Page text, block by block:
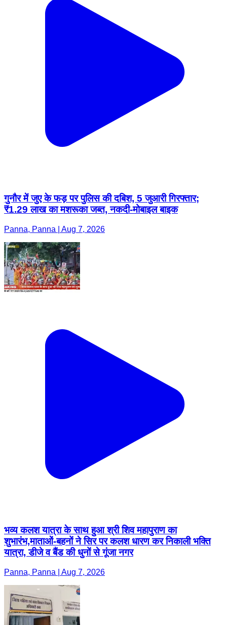
गुनौर में जुए के फड़ पर पुलिस की दबिश, 5 जुआरी गिरफ्तार;
₹1.29 लाख का मशरूका जब्त, नकदी-मोबाइल बाइक
Panna, Panna | Aug 7, 2026
भव्य कलश यात्रा के साथ हुआ श्री शिव महापुराण का
शुभारंभ,माताओं-बहनों ने सिर पर कलश धारण कर निकाली भक्ति
यात्रा, डीजे व बैंड की धुनों से गूंजा नगर
Panna, Panna | Aug 7, 2026